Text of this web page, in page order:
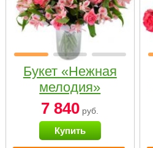
Букет «Нежная
мелодия»
7 840 руб.
Купить